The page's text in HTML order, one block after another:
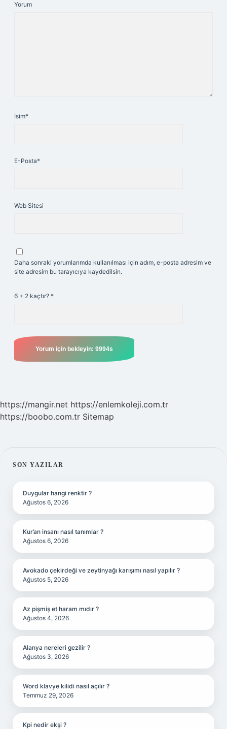
Yorum
İsim*
E-Posta*
Web Sitesi
Daha sonraki yorumlarımda kullanılması için adım, e-posta adresim ve
site adresim bu tarayıcıya kaydedilsin.
6 + 2 kaçtır? *
https://mangir.net https://enlemkoleji.com.tr
https://boobo.com.tr Sitemap
SIDEBAR
SON YAZILAR
Duygular hangi renktir ?
Ağustos 6, 2026
Kur’an insanı nasıl tanımlar ?
Ağustos 6, 2026
Avokado çekirdeği ve zeytinyağı karışımı nasıl yapılır ?
Ağustos 5, 2026
Az pişmiş et haram mıdır ?
Ağustos 4, 2026
Alanya nereleri gezilir ?
Ağustos 3, 2026
Word klavye kilidi nasıl açılır ?
Temmuz 29, 2026
Kpi nedir ekşi ?